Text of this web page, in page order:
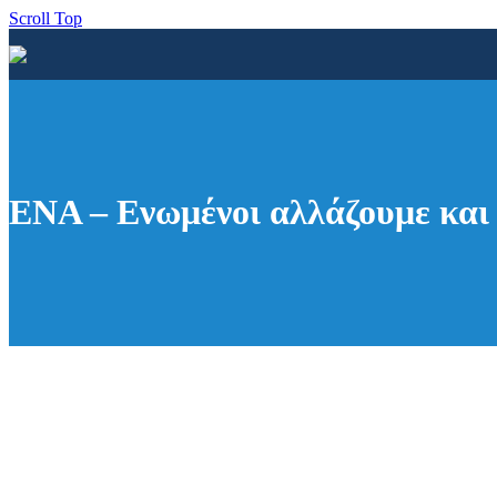
Scroll Top
ENA – Ενωμένοι αλλάζουμε